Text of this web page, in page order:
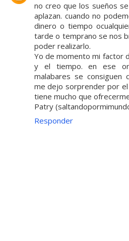
no creo que los sueños
aplazan. cuando no
dinero o tiempo
tarde o temprano se nos
poder realizarlo.
Yo de momento mi factor
y el tiempo. en ese
malabares se consiguen
me dejo sorprender por
tiene mucho que
Patry
Responder